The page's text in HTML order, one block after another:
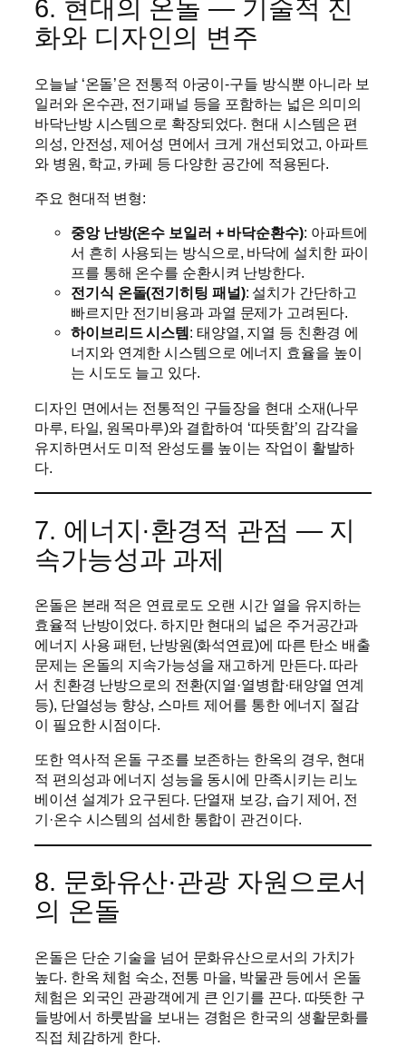
6. 현대의 온돌 — 기술적 진
화와 디자인의 변주
오늘날 ‘온돌’은 전통적 아궁이-구들 방식뿐 아니라 보
일러와 온수관, 전기패널 등을 포함하는 넓은 의미의
바닥난방 시스템으로 확장되었다. 현대 시스템은 편
의성, 안전성, 제어성 면에서 크게 개선되었고, 아파트
와 병원, 학교, 카페 등 다양한 공간에 적용된다.
주요 현대적 변형:
중앙 난방(온수 보일러 + 바닥순환수): 아파트에
서 흔히 사용되는 방식으로, 바닥에 설치한 파이
프를 통해 온수를 순환시켜 난방한다.
전기식 온돌(전기히팅 패널): 설치가 간단하고
빠르지만 전기비용과 과열 문제가 고려된다.
하이브리드 시스템 : 태양열, 지열 등 친환경 에
너지와 연계한 시스템으로 에너지 효율을 높이
는 시도도 늘고 있다.
디자인 면에서는 전통적인 구들장을 현대 소재(나무
마루, 타일, 원목마루)와 결합하여 ‘따뜻함’의 감각을
유지하면서도 미적 완성도를 높이는 작업이 활발하
다.
7. 에너지·환경적 관점 — 지
속가능성과 과제
온돌은 본래 적은 연료로도 오랜 시간 열을 유지하는
효율적 난방이었다. 하지만 현대의 넓은 주거공간과
에너지 사용 패턴, 난방원(화석연료)에 따른 탄소 배출
문제는 온돌의 지속가능성을 재고하게 만든다. 따라
서 친환경 난방으로의 전환(지열·열병합·태양열 연계
등), 단열성능 향상, 스마트 제어를 통한 에너지 절감
이 필요한 시점이다.
또한 역사적 온돌 구조를 보존하는 한옥의 경우, 현대
적 편의성과 에너지 성능을 동시에 만족시키는 리노
베이션 설계가 요구된다. 단열재 보강, 습기 제어, 전
기·온수 시스템의 섬세한 통합이 관건이다.
8. 문화유산·관광 자원으로서
의 온돌
온돌은 단순 기술을 넘어 문화유산으로서의 가치가
높다. 한옥 체험 숙소, 전통 마을, 박물관 등에서 온돌
체험은 외국인 관광객에게 큰 인기를 끈다. 따뜻한 구
들방에서 하룻밤을 보내는 경험은 한국의 생활문화를
직접 체감하게 한다.